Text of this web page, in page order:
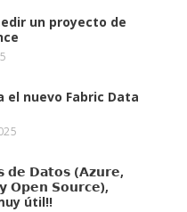
un proyecto de
el nuevo Fabric Data
𝗱𝗲 𝗗𝗮𝘁𝗼𝘀 (𝗔𝘇𝘂𝗿𝗲,
𝗢𝗽𝗲𝗻 𝗦𝗼𝘂𝗿𝗰𝗲),
útil!!